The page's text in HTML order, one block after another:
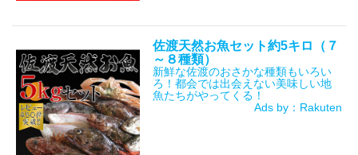
佐渡天然お魚セット約5キロ（７
～８種類）
新鮮な佐渡のおさかな種類もいろい
ろ！都会では出会えない美味しい地
魚たちがやってくる！
Ads by：Rakuten